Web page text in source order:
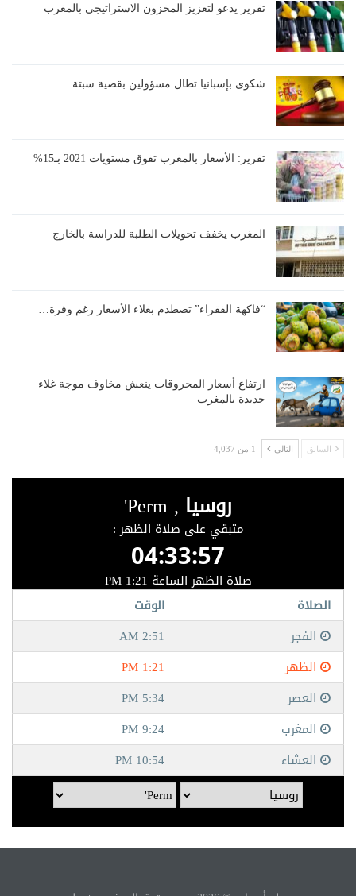
تقرير يدعو لتعزيز المخزون الاستراتيجي بالمغرب
شكوى بإسبانيا تطال مسؤولين بقضية سبتة
تقرير: الأسعار بالمغرب تفوق مستويات 2021 بـ15%
المغرب يخفف تحويلات الطلبة للدراسة بالخارج
“فاكهة الفقراء” تصطدم بغلاء الأسعار رغم وفرة…
ارتفاع أسعار المحروقات ينعش مخاوف موجة غلاء
جديدة بالمغرب
السابق التالي 1 من 4,037